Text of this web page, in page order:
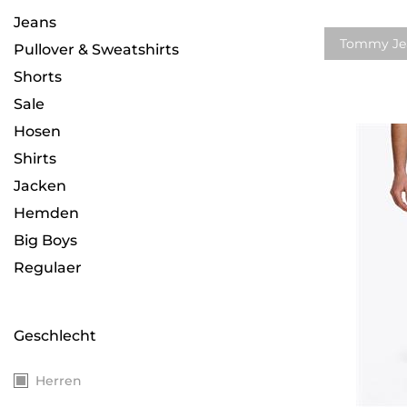
Jeans
Pullover & Sweatshirts
Shorts
Sale
Hosen
Shirts
Jacken
Hemden
Big Boys
Regulaer
Geschlecht
Herren
Tommy